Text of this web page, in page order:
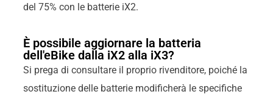
del 75% con le batterie iX2.
È possibile aggiornare la batteria
dell'eBike dalla iX2 alla iX3?
Si prega di consultare il proprio rivenditore, poiché la
sostituzione delle batterie modificherà le specifiche